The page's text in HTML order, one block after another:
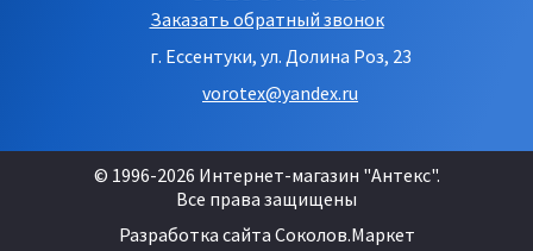
Заказать обратный звонок
г. Ессентуки, ул. Долина Роз, 23
vorotex@yandex.ru
© 1996-2026 Интернет-магазин "Антекс".
Все права защищены
Разработка сайта Соколов.Маркет